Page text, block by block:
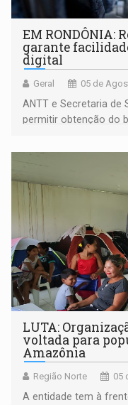
EM RONDÔNIA:
garante
digital
Geral 05 de
ANTT e Secretaria de
permitir obtenção do
LUTA:
voltada para
Amazônia
Região Norte 05
A entidade tem à